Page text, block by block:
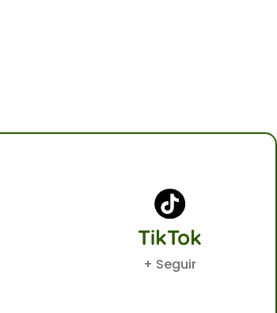
TikTok
+ Seguir